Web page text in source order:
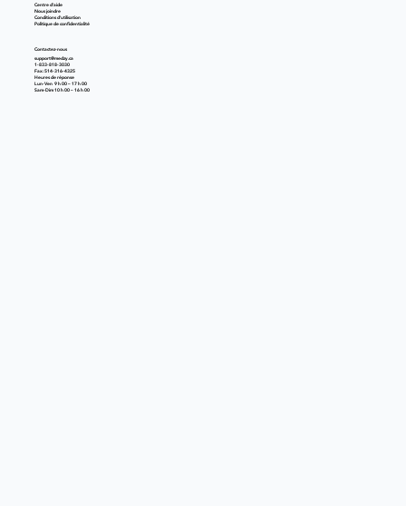
Centre d'aide
Nous joindre
Conditions d'utilisation
Politique de confidentialité
Contactez-nous
support@medzy.ca
1-833-818-3030
Fax: 514-316-4325
Heures de réponse
Lun-Ven 9 h 00 – 17 h 00
Sam-Dim 10 h 00 – 16 h 00